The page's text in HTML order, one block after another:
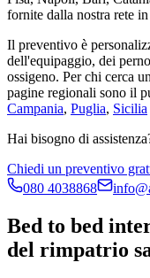
fornite dalla nostra rete
Il preventivo è
dell'equipaggio, dei
ossigeno. Per chi cerca
pagine regionali sono il
Campania, Puglia, Sicilia
Hai bisogno di
Chiedi un preventivo
080 4038868
Bed to bed
del rimpatrio